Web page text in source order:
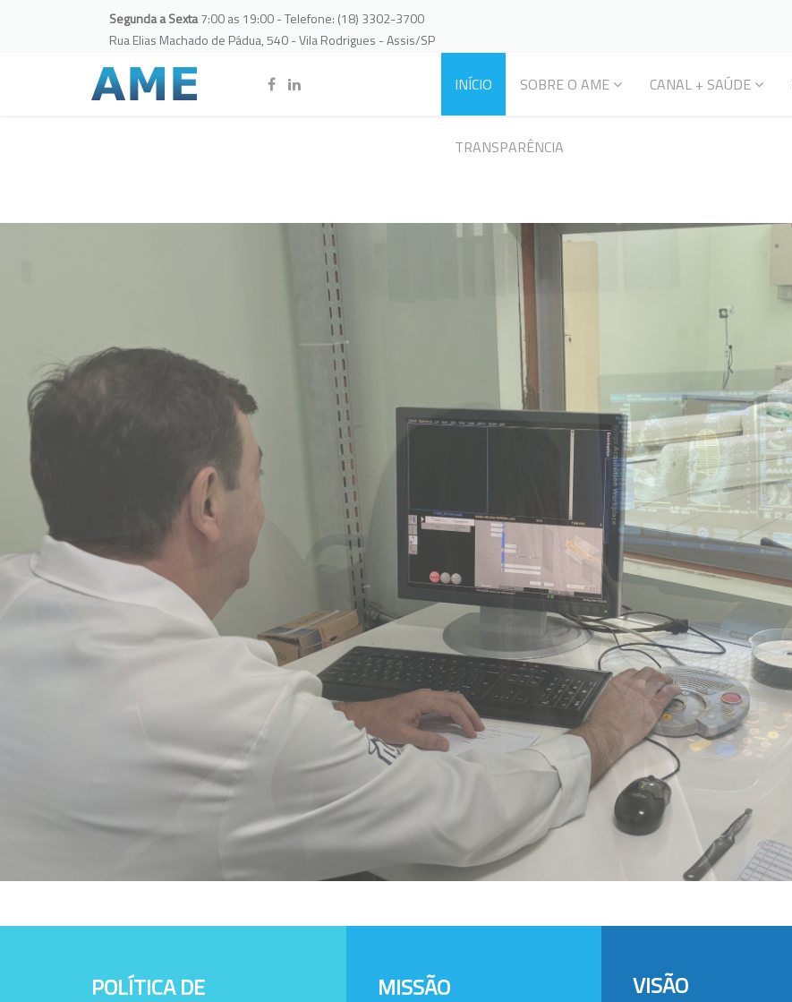
Segunda a Sexta7:00 as 19:00 - Telefone: (18) 3302-3700
Rua Elias Machado de Pádua, 540 - Vila Rodrigues - Assis/SP
INÍCIO SOBRE O AME CANAL + SAÚDE
TRANSPARÊNCIA
POLÍTICA DE MISSÃO VISÃO